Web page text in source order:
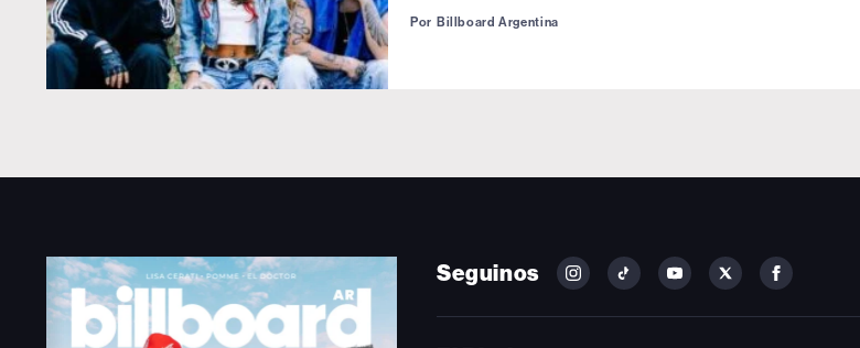
Por Billboard Argentina
Seguinos
FOLLOW
ON
FOLLOW
ON
FOLLOW
ON
FOLLOW
ON
FOLLOW
ON